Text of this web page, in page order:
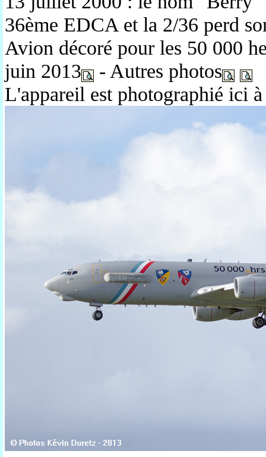
36ème EDCA et la 2/36 perd
Avion décoré pour les 50 000
juin 2013
- Autres photos
L'appareil est photographié ici